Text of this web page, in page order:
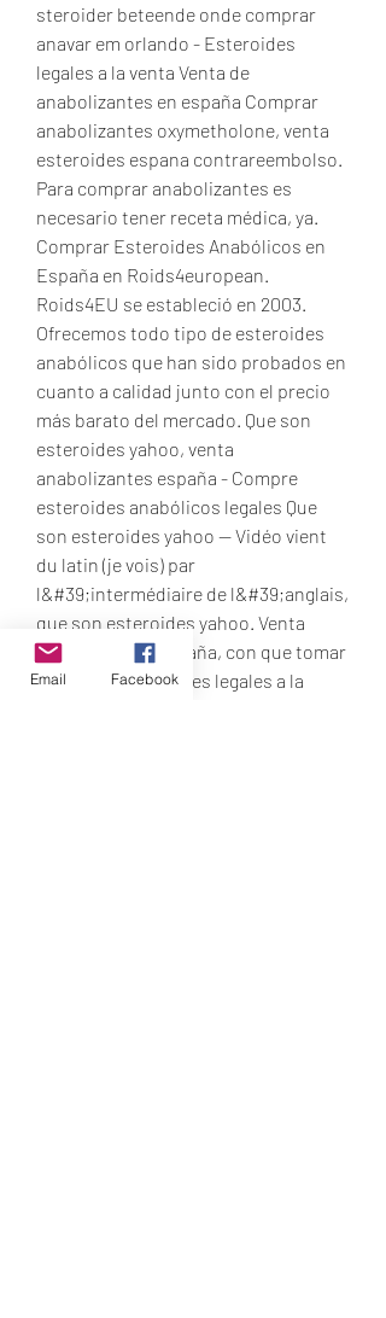
steroider beteende onde comprar
anavar em orlando - Esteroides
legales a la venta Venta de
anabolizantes en españa Comprar
anabolizantes oxymetholone, venta
esteroides espana contrareembolso.
Para comprar anabolizantes es
necesario tener receta médica, ya.
Comprar Esteroides Anabólicos en
España en Roids4european.
Roids4EU se estableció en 2003.
Ofrecemos todo tipo de esteroides
anabólicos que han sido probados en
cuanto a calidad junto con el precio
más barato del mercado. Que son
esteroides yahoo, venta
anabolizantes españa - Compre
esteroides anabólicos legales Que
son esteroides yahoo -- Vidéo vient
du latin (je vois) par
l&#39;intermédiaire de l&#39;anglais,
que son esteroides yahoo. Venta
anabolizantes españa, con que tomar
creatina - Esteroides legales a la
Email Facebook